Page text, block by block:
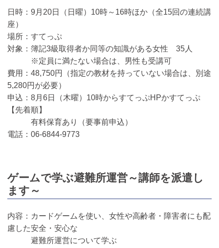
日時：9月20日（日曜）10時～16時ほか（全15回の連続講
座）
場所：すてっぷ
対象：簿記3級取得者か同等の知識がある女性 35人
※定員に満たない場合は、男性も受講可
費用：48,750円（指定の教材を持っていない場合は、別途
5,280円が必要）
申込：8月6日（木曜）10時からすてっぷHPかすてっぷ
【先着順】
有料保育あり（要事前申込）
電話：06-6844-9773
ゲームで学ぶ避難所運営～講師を派遣し
ます～
内容：カードゲームを使い、女性や高齢者・障害者にも配
慮した安全・安心な
避難所運営について学ぶ